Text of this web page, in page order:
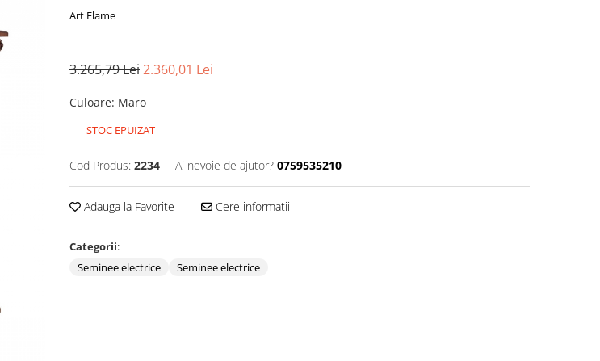
Art Flame
3.265,79 Lei2.360,01 Lei
Culoare: Maro
STOC EPUIZAT
Cod Produs: 2234 Ai nevoie de ajutor? 0759535210
Adauga la Favorite Cere informatii
Categorii:
Seminee electrice
Seminee electrice